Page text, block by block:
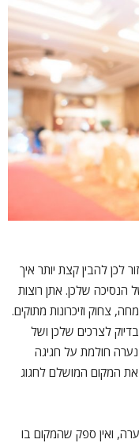
לכן להבין קצת יותר איך
הנסיכה שלכן. אתן רוצות
צחוק וזיכרונות מתוקים.
לצרכים שלכן ושל
נערה חולמת על חגיגה
המקום המושלם לחגוג
ואין ספק שהמקום בו